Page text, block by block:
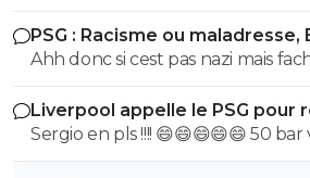
caillasse quitte a se tromper de
mais mac court na pas les
racheter nantes ou nice ou
PSG : Racisme ou
Ahh donc si cest pas nazi mais
Liverpool appelle le PSG pour
Sergio en pls !!!! 😄😄😄😄😄 50 bar